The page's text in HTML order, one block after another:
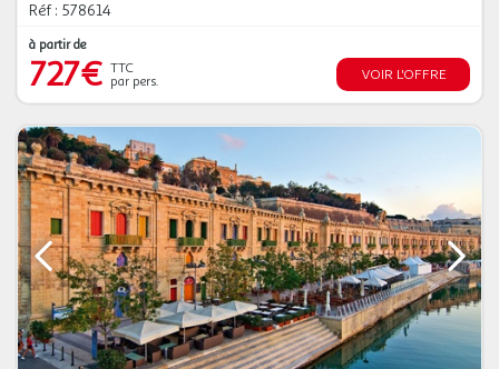
Réf : 578614
à partir de
727€ TTC
par pers.
VOIR L'OFFRE